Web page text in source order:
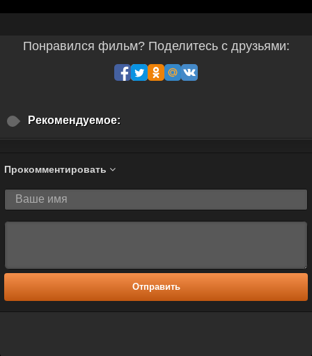
Понравился фильм? Поделитесь с друзьями:
Рекомендуемое:
Прокомментировать
Отправить